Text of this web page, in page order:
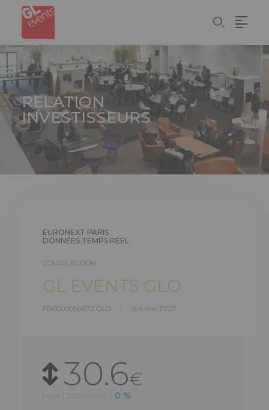
Aller
contenu
principal
RELATION
INVESTISSEURS
EURONEXT PARIS
DONNÉES TEMPS RÉEL
COURS ACTION
GL EVENTS GLO
FR0000066672 GLO | Volume 11727
30.6€
Paris 2026-08-07 0 %
Panneau de gestion des cookies